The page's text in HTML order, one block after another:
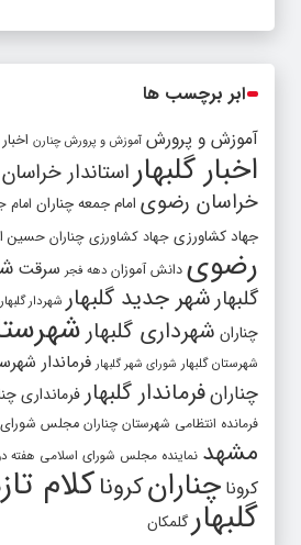
ابر برچسب ها
آموزش و پرورش آموزش و پرورش چنارن
اخبار گلبهار استاندار
خراسان رضوی امام جمعه چناران امام
جهاد کشاورزی جهاد کشاورزی چناران حسین
رضوی دانش آموزان دهه فجر سرقت
گلبهارشهر جدید گلبهار شهردار گلبهار
چناران شهرداری گلبهار
شهرستان گلبهار شورای شهر گلبهار فرماندار
چنارانفرماندار گلبهار فرمانداری
فرمانده انتظامی شهرستان چناران مجلس شورای
مشهد نماینده مجلس شورای اسلامی هفته
کرونا چنارانکروناکلام
گلبهارگلمکان